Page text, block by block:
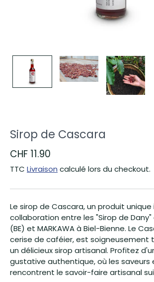
Sirop de Cascara
CHF 11.90
TTC Livraison calculé lors du checkout.
Le sirop de Cascara, un produit unique
collaboration entre les "Sirop de
(BE) et MARKAWA à Biel-Bienne. Le
cerise de caféier, est soigneusement
un délicieux sirop artisanal. Profitez
gustative authentique, où les saveurs
rencontrent le savoir-faire artisanal